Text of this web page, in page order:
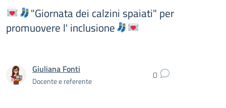
"Giornata dei calzini spaiati" per
promuovere l' inclusione
Giuliana Fonti
Docente e referente 0